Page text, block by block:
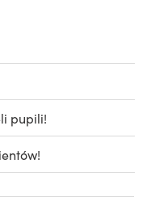
pupili!